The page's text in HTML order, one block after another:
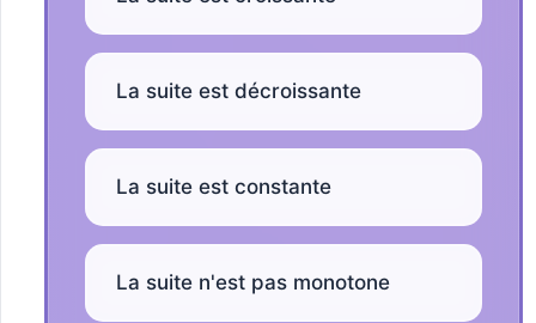
La suite est décroissante
La suite est constante
La suite n'est pas monotone